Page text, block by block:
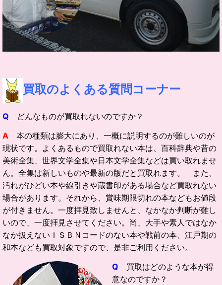
買取のよくある質問コーナー
Q どんなものが買取れないのですか？
A
本の種類は膨大にあり、一概に説明するのが難しいのが
現状です。よくあるもので買取れない本は、百科辞典や昔の
美術全集、世界文学全集や日本文学全集などは買い取れませ
ん。全集は新しいものや最新の版だと買取れます。 また、
汚れがひどい本や線引きや蔵書印がある場合など買取れない
場合があります。それから、賞味期限切れの本などもお値段
が付きません。一度拝見致しませんと、なかなか判断が難し
いので、一度拝見させてください。尚、大手や素人ではなか
なか扱えないＩＳＢＮコードのない本や戦前の本、江戸期の
和本なども買取対象ですので、是非ご利用ください。
Q
買取はどのような本が得
意なのですか？